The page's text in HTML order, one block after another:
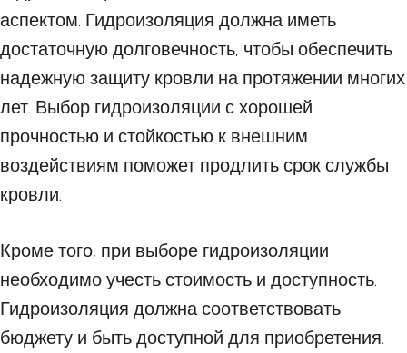
аспектом. Гидроизоляция должна иметь
достаточную долговечность, чтобы обеспечить
надежную защиту кровли на протяжении многих
лет. Выбор гидроизоляции с хорошей
прочностью и стойкостью к внешним
воздействиям поможет продлить срок службы
кровли.
Кроме того, при выборе гидроизоляции
необходимо учесть стоимость и доступность.
Гидроизоляция должна соответствовать
бюджету и быть доступной для приобретения.